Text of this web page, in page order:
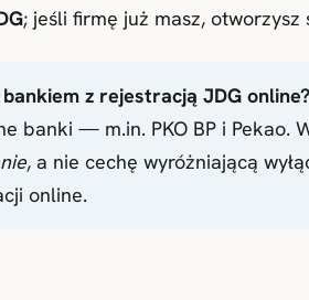
; jeśli firmę już masz,
z rejestracją JDG online?
banki — m.in. PKO BP i
, a nie cechę wyróżniającą
online.